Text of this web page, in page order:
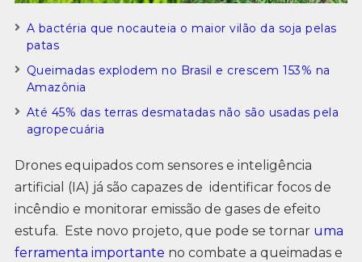
A bactéria que nocauteia o maior vilão da soja pelas
patas
Queimadas explodem no Brasil e crescem 153% na
Amazônia
Até 45% das terras desmatadas não são usadas pela
agropecuária
Drones equipados com sensores e inteligência
artificial (IA) já são capazes de identificar focos de
incêndio e monitorar emissão de gases de efeito
estufa. Este novo projeto, que pode se tornar uma
ferramenta importante no combate a queimadas e